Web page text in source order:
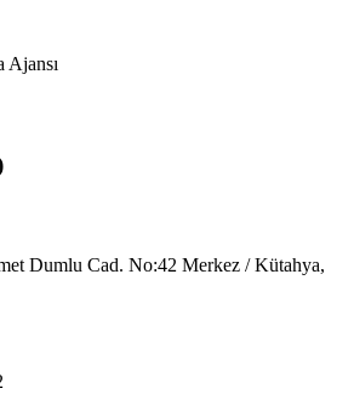
Ajansı
Dumlu Cad. No:42 Merkez / Kütahya,